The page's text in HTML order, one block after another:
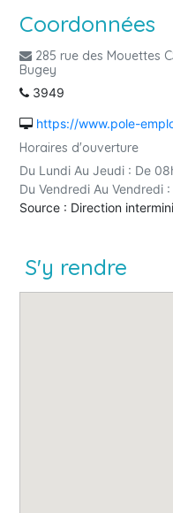
Coordonnées
285 rue des Mouettes
Bugey
3949
https://www.pole-
Horaires d'ouverture
Du Lundi Au Jeudi : De
Du Vendredi Au Vendredi
Source : Direction
S'y rendre